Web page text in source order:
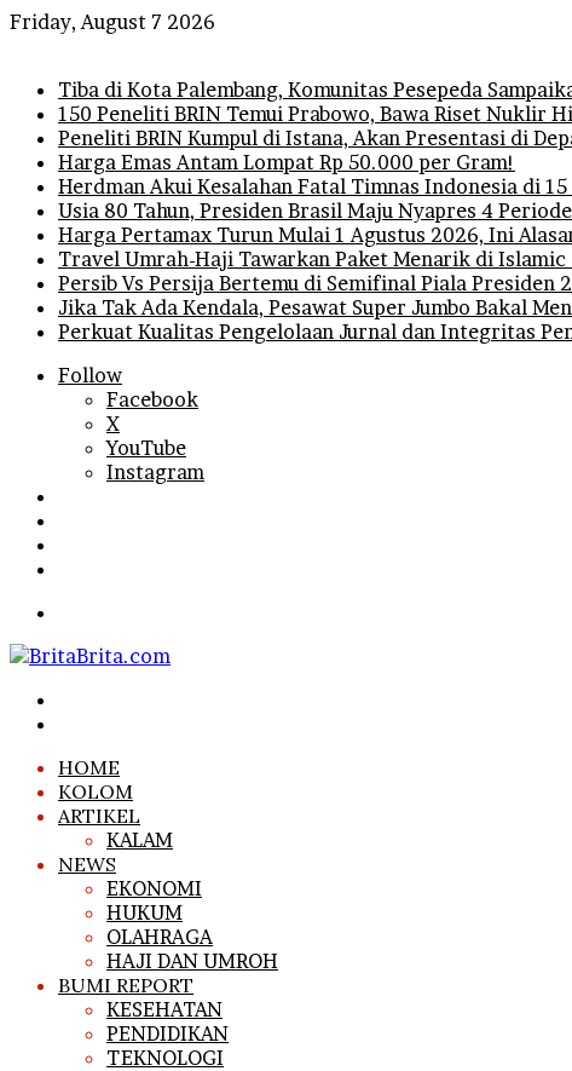
Friday, August 7 2026
Tiba di Kota Palembang, Komunitas Pesepeda
150 Peneliti BRIN Temui Prabowo, Bawa Riset Nuklir
Peneliti BRIN Kumpul di Istana, Akan Presentasi di
Harga Emas Antam Lompat Rp 50.000 per Gram!
Herdman Akui Kesalahan Fatal Timnas Indonesia di
Usia 80 Tahun, Presiden Brasil Maju Nyapres 4 Periode
Harga Pertamax Turun Mulai 1 Agustus 2026, Ini
Travel Umrah-Haji Tawarkan Paket Menarik di
Persib Vs Persija Bertemu di Semifinal Piala Presiden
Jika Tak Ada Kendala, Pesawat Super Jumbo Bakal
Perkuat Kualitas Pengelolaan Jurnal dan Integritas
Follow
Facebook
X
YouTube
Instagram
HOME
KOLOM
ARTIKEL
KALAM
NEWS
EKONOMI
HUKUM
OLAHRAGA
HAJI DAN UMROH
BUMI REPORT
KESEHATAN
PENDIDIKAN
TEKNOLOGI